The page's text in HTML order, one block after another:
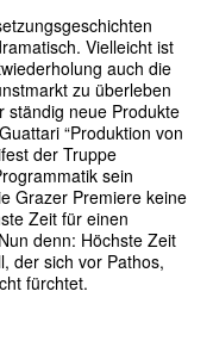
Vielleicht ist
auch die
zu überleben
ständig neue Produkte
“Produktion von
der Truppe
sein
Grazer Premiere keine
Zeit für einen
denn: Höchste Zeit
der sich vor Pathos,
fürchtet.